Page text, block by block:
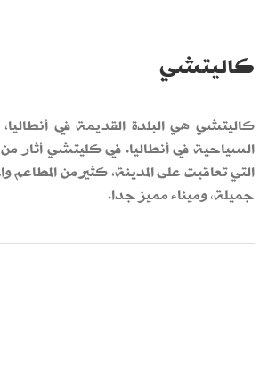
كاليتشي
كاليتشي هي البلدة القديمة في
السياحية في أنطاليا. في كليتشي أثار
التي تعاقبت على المدينة، كثير من المطاعم
جميلة، وميناء مميز جدا.